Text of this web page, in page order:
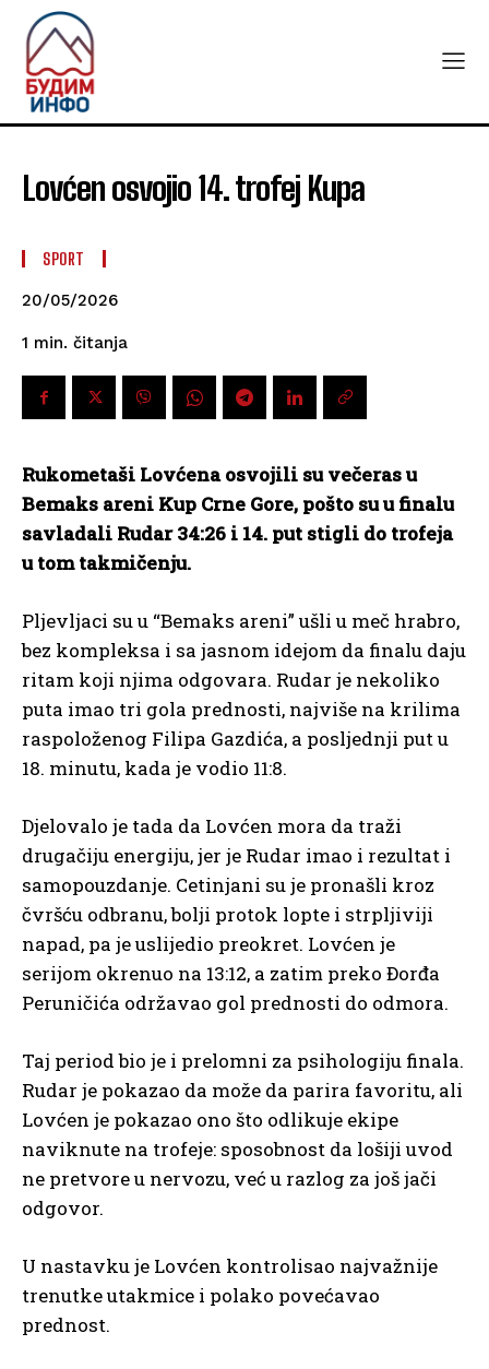
Lovćen osvojio 14. trofej Kupa
SPORT
20/05/2026
1 min. čitanja
Rukometaši Lovćena osvojili su večeras u
Bemaks areni Kup Crne Gore, pošto su u finalu
savladali Rudar 34:26 i 14. put stigli do trofeja
u tom takmičenju.
Pljevljaci su u “Bemaks areni” ušli u meč hrabro,
bez kompleksa i sa jasnom idejom da finalu daju
ritam koji njima odgovara. Rudar je nekoliko
puta imao tri gola prednosti, najviše na krilima
raspoloženog Filipa Gazdića, a posljednji put u
18. minutu, kada je vodio 11:8.
Djelovalo je tada da Lovćen mora da traži
drugačiju energiju, jer je Rudar imao i rezultat i
samopouzdanje. Cetinjani su je pronašli kroz
čvršću odbranu, bolji protok lopte i strpljiviji
napad, pa je uslijedio preokret. Lovćen je
serijom okrenuo na 13:12, a zatim preko Đorđa
Peruničića održavao gol prednosti do odmora.
Taj period bio je i prelomni za psihologiju finala.
Rudar je pokazao da može da parira favoritu, ali
Lovćen je pokazao ono što odlikuje ekipe
naviknute na trofeje: sposobnost da lošiji uvod
ne pretvore u nervozu, već u razlog za još jači
odgovor.
U nastavku je Lovćen kontrolisao najvažnije
trenutke utakmice i polako povećavao
prednost.